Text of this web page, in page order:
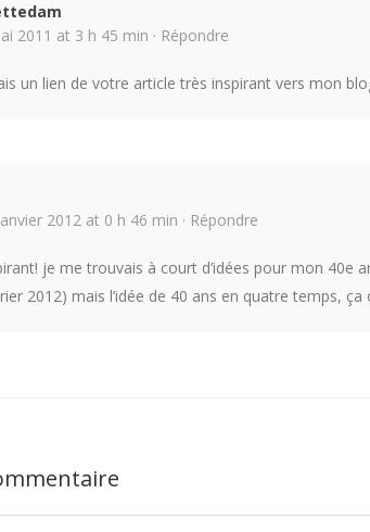
2011 at 3 h 45 min · Répondre
un lien de votre article très inspirant vers mon
2012 at 0 h 46 min · Répondre
je me trouvais à court d’idées pour mon 40e
2012) mais l’idée de 40 ans en quatre temps,